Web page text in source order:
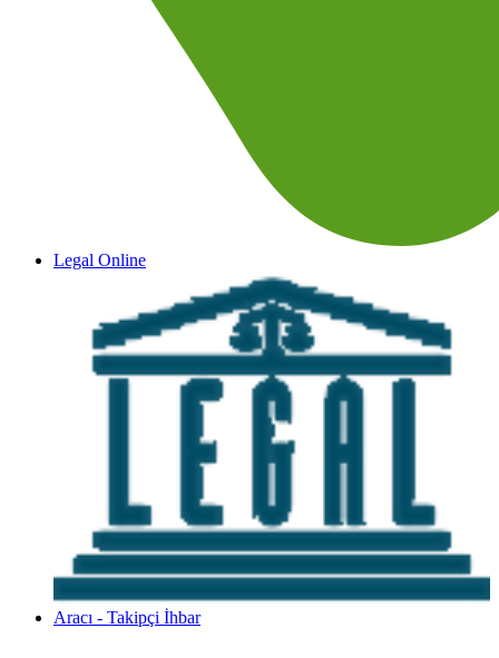
Legal Online
Aracı - Takipçi İhbar